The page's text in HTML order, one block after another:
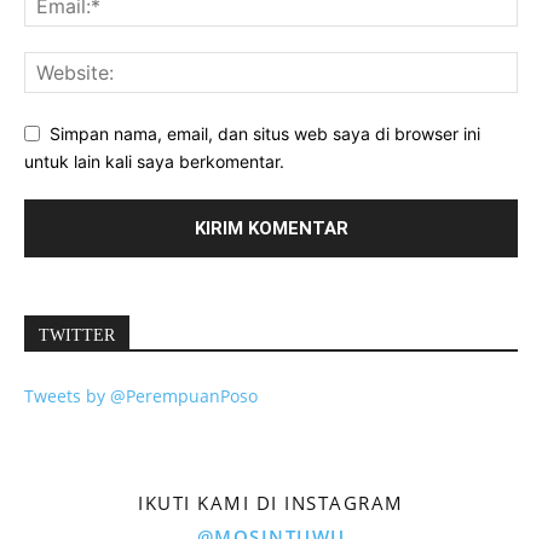
Simpan nama, email, dan situs web saya di browser ini
untuk lain kali saya berkomentar.
TWITTER
Tweets by @PerempuanPoso
IKUTI KAMI DI INSTAGRAM